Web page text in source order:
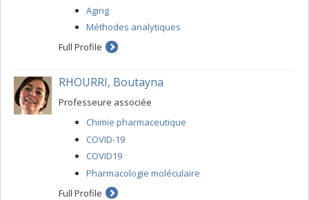
Aging
Méthodes analytiques
Full Profile
RHOURRI, Boutayna
Professeure associée
Chimie pharmaceutique
COVID-19
COVID19
Pharmacologie moléculaire
Full Profile